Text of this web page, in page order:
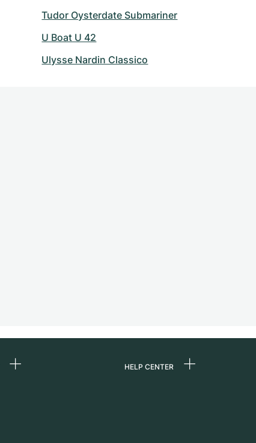
Tudor Oysterdate Submariner
U Boat U 42
Ulysse Nardin Classico
HELP CENTER